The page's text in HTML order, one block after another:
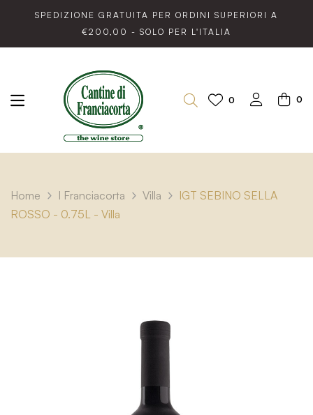
SPEDIZIONE GRATUITA PER ORDINI SUPERIORI A
€200,00 - SOLO PER L'ITALIA
0 0
Home I Franciacorta Villa
IGT SEBINO SELLA
ROSSO - 0.75L - Villa